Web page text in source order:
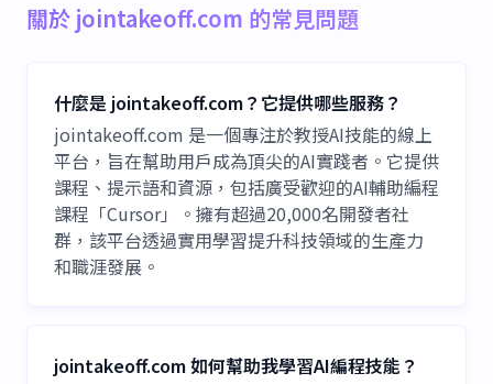
關於 jointakeoff.com 的常見問題
什麼是 jointakeoff.com？它提供哪些服務？
jointakeoff.com 是一個專注於教授AI技能的線上
平台，旨在幫助用戶成為頂尖的AI實踐者。它提供
課程、提示語和資源，包括廣受歡迎的AI輔助編程
課程「Cursor」。擁有超過20,000名開發者社
群，該平台透過實用學習提升科技領域的生產力
和職涯發展。
jointakeoff.com 如何幫助我學習AI編程技能？